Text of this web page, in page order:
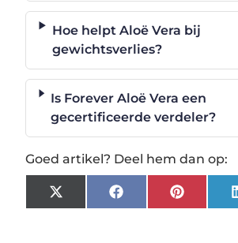
Hoe helpt Aloë Vera bij
gewichtsverlies?
Is Forever Aloë Vera een
gecertificeerde verdeler?
Goed artikel? Deel hem dan op:
X
(Twitter)
Facebook